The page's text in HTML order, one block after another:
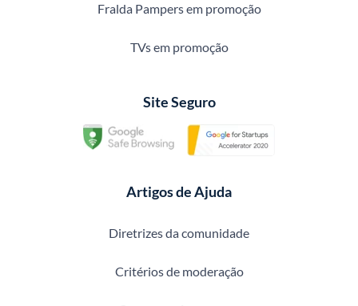
Fralda Pampers em promoção
TVs em promoção
Site Seguro
Artigos de Ajuda
Diretrizes da comunidade
Critérios de moderação